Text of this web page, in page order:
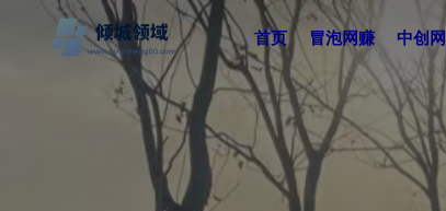
首页 冒泡网赚 中创网